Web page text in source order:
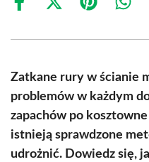
Share
Share
(Twitter)
Share
Zatkane rury w ścianie
problemów w każdym
zapachów po
istnieją sprawdzone
udrożnić. Dowiedz się,